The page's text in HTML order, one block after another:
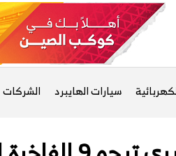
سيارات الهايبرد الشركات